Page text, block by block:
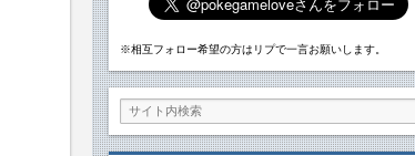
※相互フォロー希望の方はリプで一言お願いします。